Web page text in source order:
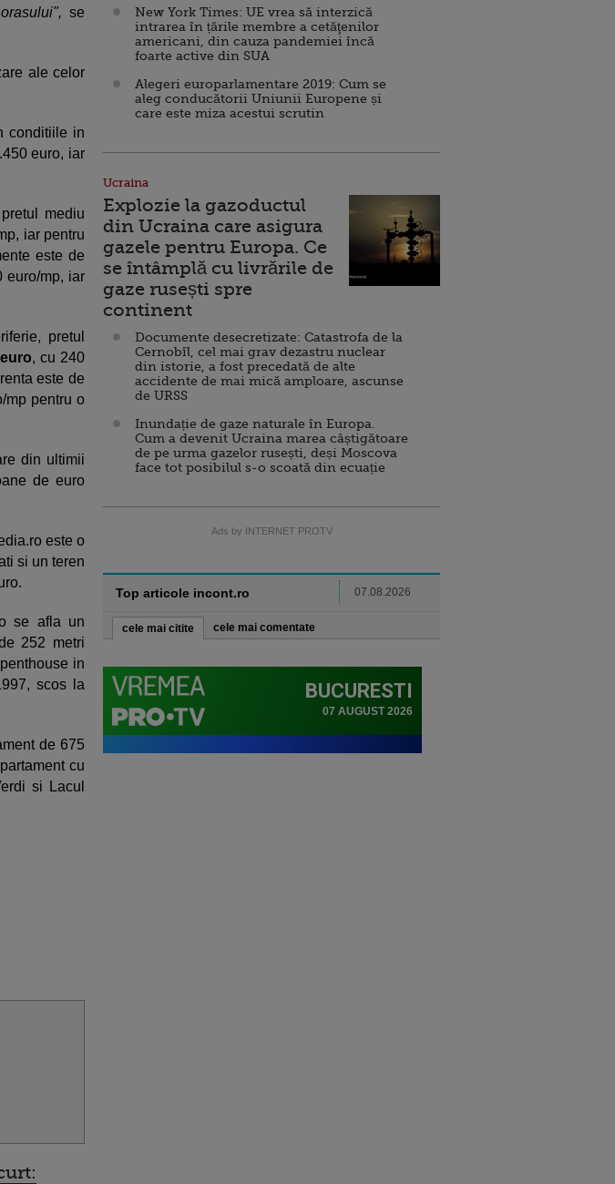
se
ale celor
conditiile in
euro, iar
mediu
iar pentru
este de
euro/mp, iar
pretul
, cu 240
este de
mp pentru o
din ultimii
de euro
este o
si un teren
se afla un
252 metri
in
scos la
de 675
cu
si Lacul
New York Times: UE vrea să interzică
intrarea în țările membre a cetăţenilor
americani, din cauza pandemiei încă
foarte active din SUA
Alegeri europarlamentare 2019: Cum se
aleg conducătorii Uniunii Europene și
care este miza acestui scrutin
Ucraina
Explozie la gazoductul
din Ucraina care asigura
gazele pentru Europa. Ce
se întâmplă cu livrările de
gaze rusești spre
continent
Documente desecretizate: Catastrofa de la
Cernobîl, cel mai grav dezastru nuclear
din istorie, a fost precedată de alte
accidente de mai mică amploare, ascunse
de URSS
Inundație de gaze naturale în Europa.
Cum a devenit Ucraina marea câștigătoare
de pe urma gazelor rusești, deși Moscova
face tot posibilul s-o scoată din ecuație
Ads by INTERNET PROTV
Top articole incont.ro 07.08.2026
cele mai citite cele mai comentate